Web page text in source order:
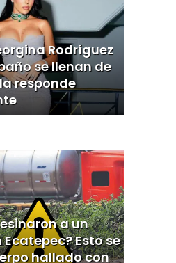
Rodríguez
se llenan de
responde
a un
Esto se
hallado con